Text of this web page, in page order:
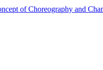
of Choreography and